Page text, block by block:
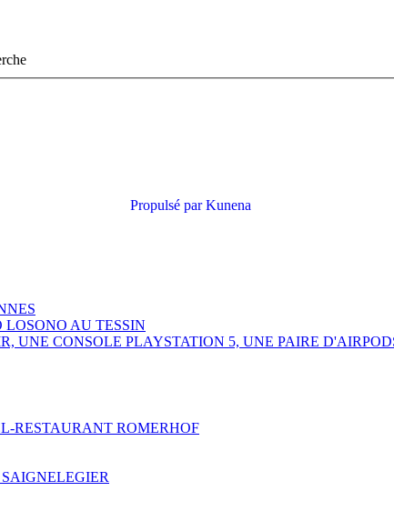
Propulsé parKunena
AU TESSIN
UNE CONSOLE PLAYSTATION 5, UNE PAIRE
RESTAURANT ROMERHOF